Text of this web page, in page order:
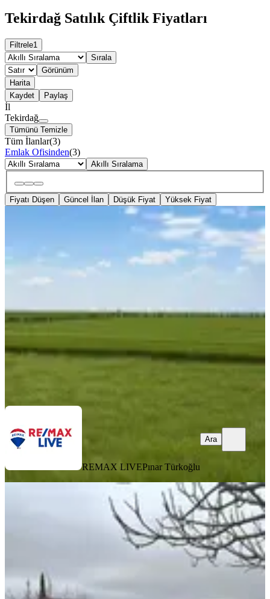
Tekirdağ Satılık Çiftlik Fiyatları
Filtrele1
Sırala
Görünüm
Harita
Kaydet
Paylaş
İl
Tekirdağ
Tümünü Temizle
Tüm İlanlar(3)
Emlak Ofisinden(3)
Akıllı Sıralama
Fiyatı Düşen Güncel İlan Düşük Fiyat Yüksek Fiyat
Tekirdağ Saray Kurtdere'de Ruhsatlı
Çiftlik 28.114 M2 Yatırım Fırsatı
Tekirdağ, Saray
47.600.000 ₺
REMAX LIVEPınar Türkoğlu
Ara
Tekirdağ İlçe Malkara Mahalle
Hasköy De Acil Satılık Çiftlik 2.261
Tekirdağ, Malkara
20.02.2026
5.100.000 ₺